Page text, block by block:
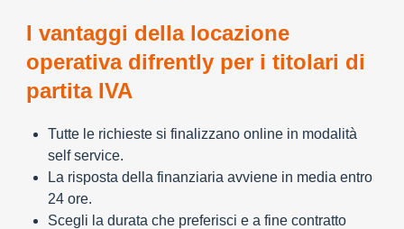
I vantaggi della locazione
operativa difrently per i titolari di
partita IVA
Tutte le richieste si finalizzano online in modalità
self service.
La risposta della finanziaria avviene in media entro
24 ore.
Scegli la durata che preferisci e a fine contratto